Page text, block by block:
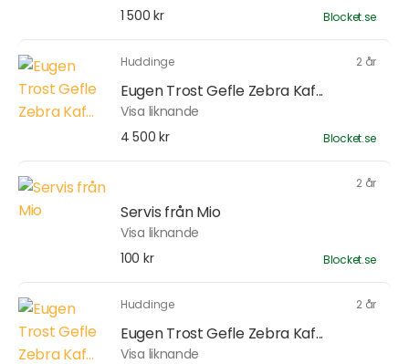
1 500 kr Blocket.se
Huddinge 2 år
Eugen Trost Gefle Zebra Kaf...
Visa liknande
4 500 kr
Blocket.se
2 år
Servis från Mio
Visa liknande
100 kr
Blocket.se
Huddinge 2 år
Eugen Trost Gefle Zebra Kaf...
Visa liknande